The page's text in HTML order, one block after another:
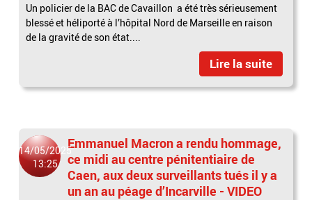
Un policier de la BAC de Cavaillon a été très sérieusement
blessé et héliporté à l’hôpital Nord de Marseille en raison
de la gravité de son état....
Lire la suite
14/05/2025
13:25
Emmanuel Macron a rendu hommage,
ce midi au centre pénitentiaire de
Caen, aux deux surveillants tués il y a
un an au péage d’Incarville - VIDEO